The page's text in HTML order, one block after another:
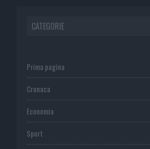
CATEGORIE
Prima pagina
Cronaca
Economia
Sport